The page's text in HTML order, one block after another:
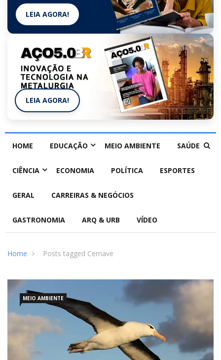
LEIA AGORA!
LEIA AGORA!
HOME EDUCAÇÃO MEIO AMBIENTE SAÚDE
CIÊNCIA ECONOMIA POLÍTICA ESPORTES
GERAL CARREIRAS & NEGÓCIOS
GASTRONOMIA ARQ & URB VÍDEO
Home Posts tagged Cemave
MEIO AMBIENTE